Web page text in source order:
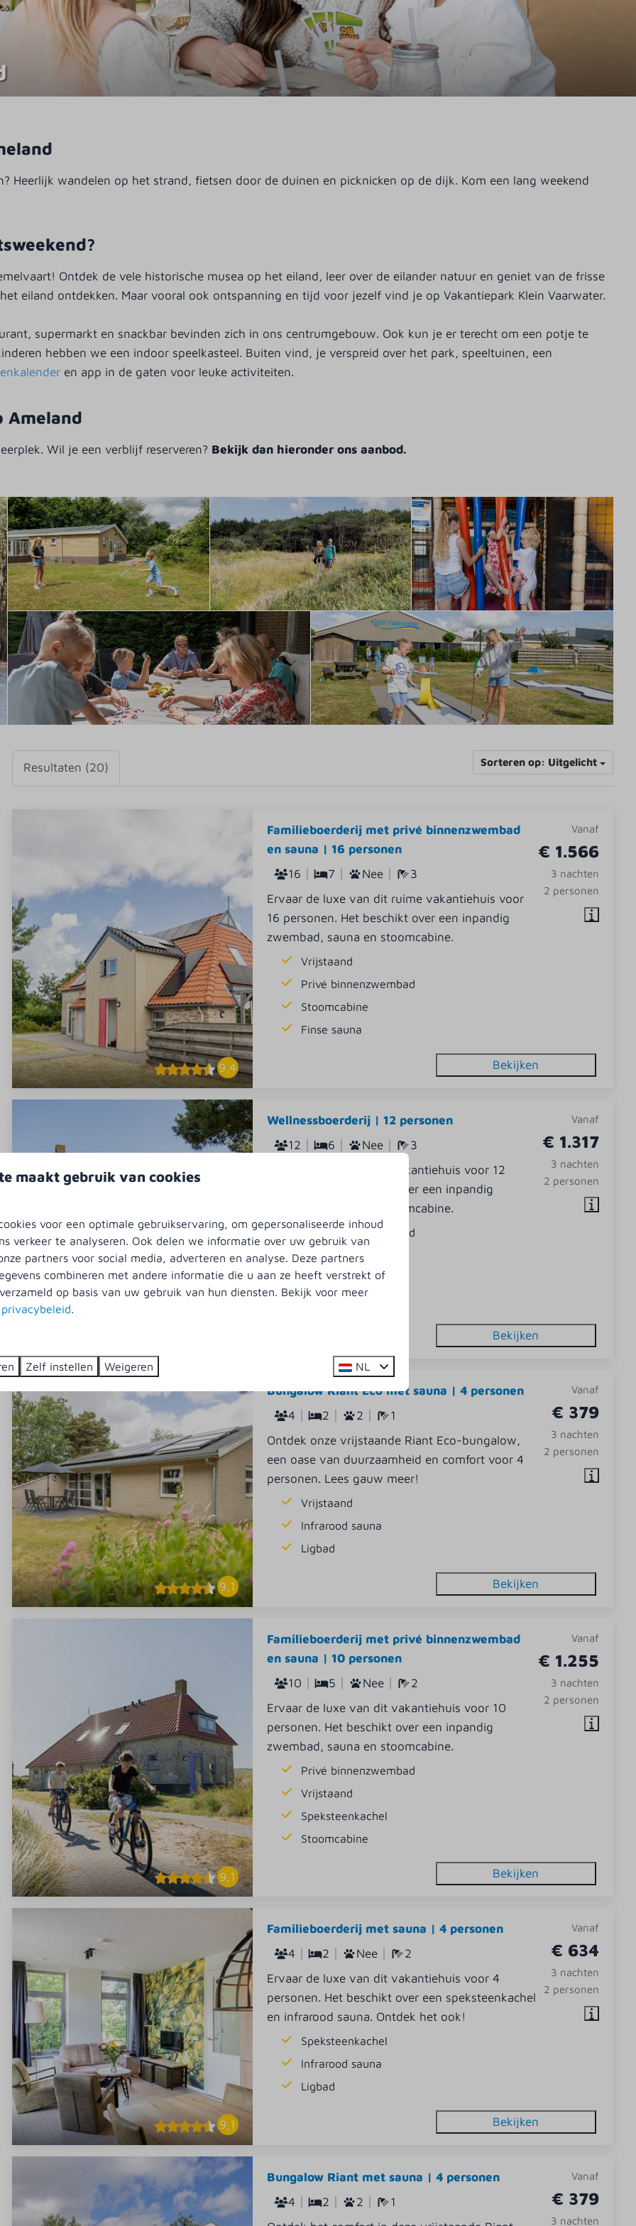
Heerlijk wandelen op het strand, fietsen door de duinen en picknicken op de dijk. Kom een lang weekend
Ontdek de vele historische musea op het eiland, leer over de eilander natuur en geniet van de frisse
eiland ontdekken. Maar vooral ook ontspanning en tijd voor jezelf vind je op Vakantiepark Klein Vaarwater.
supermarkt en snackbar bevinden zich in ons centrumgebouw. Ook kun je er terecht om een potje te
hebben we een indoor speelkasteel. Buiten vind, je verspreid over het park, speeltuinen, een
en app in de gaten voor leuke activiteiten.
Ameland
Wil je een verblijf reserveren? Bekijk dan hieronder ons aanbod.
Sorteren op: Uitgelicht
Resultaten (20)
9,4
Vanaf
€ 1.566
3 nachten
2 personen
Familieboerderij met privé binnenzwembad
en sauna | 16 personen
16
7 Nee
3
Ervaar de luxe van dit ruime vakantiehuis voor
16 personen. Het beschikt over een inpandig
zwembad, sauna en stoomcabine.
Vrijstaand
Privé binnenzwembad
Stoomcabine
Finse sauna
Bekijken
Vanaf
€ 1.317
3 nachten
2 personen
Wellnessboerderij | 12 personen
12
6 Nee
3
Ervaar de luxe van dit vakantiehuis voor 12
personen. Het beschikt over een inpandig
zwembad, sauna en stoomcabine.
Privé binnenzwembad
Vrijstaand
Speksteenkachel
Stoomcabine
Bekijken
9,1
Vanaf
€ 379
3 nachten
2 personen
Bungalow Riant Eco met sauna | 4 personen
4
2 2
1
Ontdek onze vrijstaande Riant Eco-bungalow,
een oase van duurzaamheid en comfort voor 4
personen. Lees gauw meer!
Vrijstaand
Infrarood sauna
Ligbad
Bekijken
9,1
Vanaf
€ 1.255
3 nachten
2 personen
Familieboerderij met privé binnenzwembad
en sauna | 10 personen
10
5 Nee
2
Ervaar de luxe van dit vakantiehuis voor 10
personen. Het beschikt over een inpandig
zwembad, sauna en stoomcabine.
Privé binnenzwembad
Vrijstaand
Speksteenkachel
Stoomcabine
Bekijken
9,1
Vanaf
€ 634
3 nachten
2 personen
Familieboerderij met sauna | 4 personen
4
2 Nee
2
Ervaar de luxe van dit vakantiehuis voor 4
personen. Het beschikt over een speksteenkachel
en infrarood sauna. Ontdek het ook!
Speksteenkachel
Infrarood sauna
Ligbad
Bekijken
Vanaf
€ 379
3 nachten
Bungalow Riant met sauna | 4 personen
4
2 2
1
maakt gebruik van cookies
voor een optimale gebruikservaring, om gepersonaliseerde inhoud
verkeer te analyseren. Ook delen we informatie over uw gebruik van
partners voor social media, adverteren en analyse. Deze partners
combineren met andere informatie die u aan ze heeft verstrekt of
op basis van uw gebruik van hun diensten. Bekijk voor meer
privacybeleid.
Zelf instellen Weigeren NL